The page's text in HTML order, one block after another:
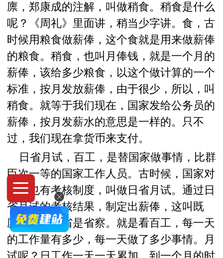
廪，郑康成的注解，叫做稍食。稍食是什么
呢？《周礼》里面讲，稍当少字讲。食，古
时候用粮食做薪俸，这个食就是用来做薪俸
的粮食。稍食，也叫月俸钱，就是一个月的
薪俸，该给多少粮食，以这个做计算的一个
标准，按月发放薪俸，由于很少，所以，叫
稍食。就等于我们现在，国家发给公务员的
薪俸，按月发薪水的意思是一样的。只不
过，我们现在拿货币来支付。
日省月试，百工，是替国家做事情，比群
臣次一等的国家工作人员。古时候，国家对
百工也有考核制度，叫做日省月试。通过日
省月试的考核结果，制定出薪俸，这叫既
廪。日省，省是省察。就是看百工，每一天
的工作量有多少，每一天做了多少事情。月